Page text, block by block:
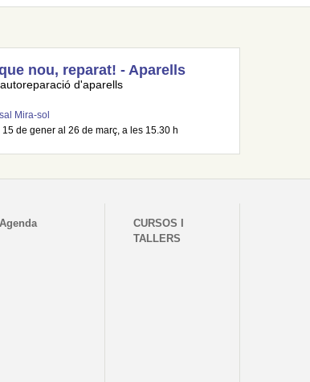
nou, reparat! - Aparells
d'aparells
Mira-sol
15 de gener al 26 de març, a les 15.30 h
Agenda
CURSOS I
TALLERS